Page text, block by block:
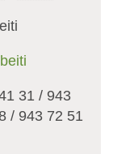
31 / 943
/ 943 72 51